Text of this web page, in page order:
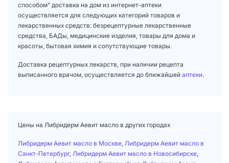
способом" доставка на дом из интернет-аптеки
осуществляется для следующих категорий товаров и
лекарственных средств: безрецептурные лекарственные
средства, БАДы, медицинские изделия, товары для дома и
красоты, бытовая химия и сопутствующие товары.
Доставка рецептурных лекарств, при наличии рецепта
выписанного врачом, осуществляется до ближайшей аптеки.
Цены на Либридерм Аевит масло в других городах
Либридерм Аевит масло в Москве Либридерм Аевит масло в
Санкт-Петербург, Либридерм Аевит масло в Новосибирске